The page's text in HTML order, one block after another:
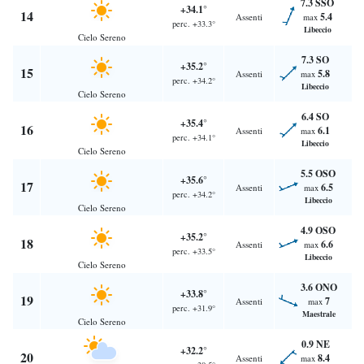
14
Cielo Sereno
+34.1°
perc. +33.3°
Assenti
7.3 SSO
max 5.4
Libeccio
15
Cielo Sereno
+35.2°
perc. +34.2°
Assenti
7.3 SO
max 5.8
Libeccio
16
Cielo Sereno
+35.4°
perc. +34.1°
Assenti
6.4 SO
max 6.1
Libeccio
17
Cielo Sereno
+35.6°
perc. +34.2°
Assenti
5.5 OSO
max 6.5
Libeccio
18
Cielo Sereno
+35.2°
perc. +33.5°
Assenti
4.9 OSO
max 6.6
Libeccio
19
Cielo Sereno
+33.8°
perc. +31.9°
Assenti
3.6 ONO
max 7
Maestrale
20 +32.2°
Assenti
0.9 NE
max 8.4